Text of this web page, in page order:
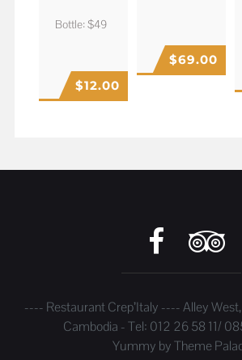
Bottle: $49
$12.00
$69.00
---- Restaurant Crep’Italy ---- Alley
Cambodia - Tel: 012 26 58 11/
Yummy byTheme